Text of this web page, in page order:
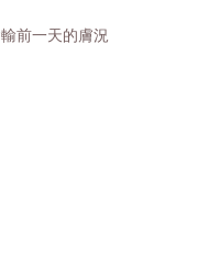
前一天的膚況